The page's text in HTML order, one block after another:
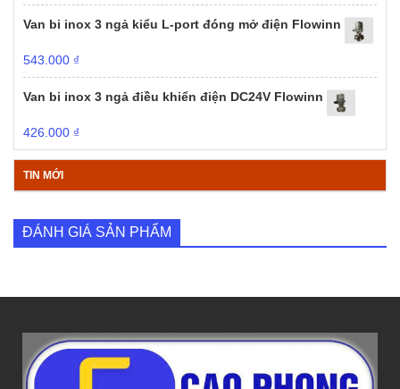
Van bi inox 3 ngả kiểu L-port đóng mở điện Flowinn
543.000 ₫
Van bi inox 3 ngả điều khiển điện DC24V Flowinn
426.000 ₫
TIN MỚI
ĐÁNH GIÁ SẢN PHẨM